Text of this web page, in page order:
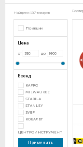
Найдено 107 товаров
По акции
Цена
от до
Бренд
KAPRO
MILWAUKEE
STABILA
STANLEY
ЗУБР
КОБАЛЬТ
ЦЕНТРОИНСТРУМЕНТ
Применить